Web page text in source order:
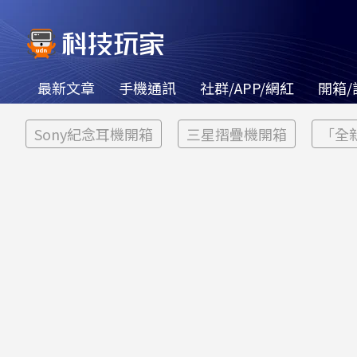
最新文章 手機通訊 社群/APP/網紅 開箱/
Sony紀念耳機開箱 三星摺疊機開箱 「